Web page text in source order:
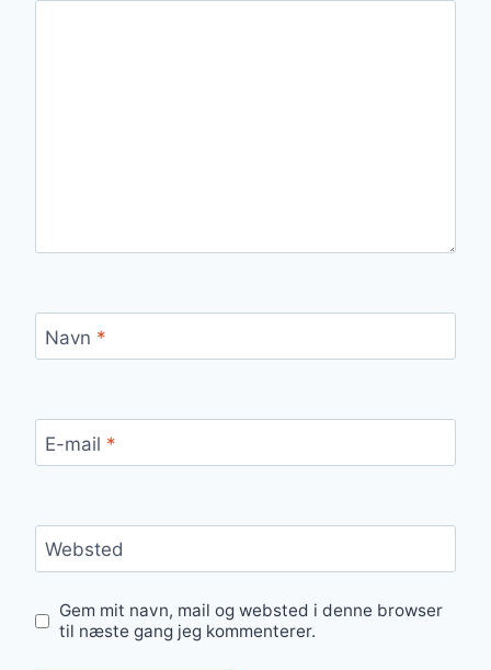
Navn *
E-mail *
Websted
Gem mit navn, mail og websted i denne browser
til næste gang jeg kommenterer.